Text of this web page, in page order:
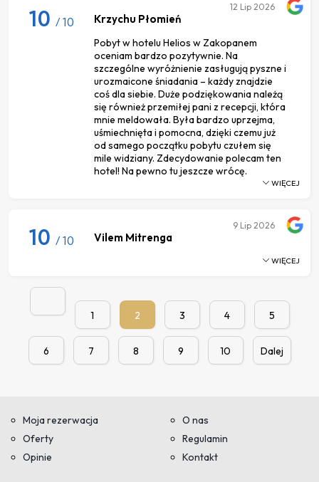
10 / 10 Krzychu Płomień
Pobyt w hotelu Helios w Zakopanem
oceniam bardzo pozytywnie. Na
szczególne wyróżnienie zasługują pyszne i
urozmaicone śniadania – każdy znajdzie
coś dla siebie. Duże podziękowania należą
się również przemiłej pani z recepcji, która
mnie meldowała. Była bardzo uprzejma,
uśmiechnięta i pomocna, dzięki czemu już
od samego początku pobytu czułem się
mile widziany. Zdecydowanie polecam ten
hotel! Na pewno tu jeszcze wrócę.
12 Lip 2026
WIĘCEJ
10 / 10 Vilem Mitrenga
9 Lip 2026
WIĘCEJ
1 2 3 4 5
6 7 8 9 10 Dalej
Moja rezerwacja
Oferty
Opinie
O nas
Regulamin
Kontakt